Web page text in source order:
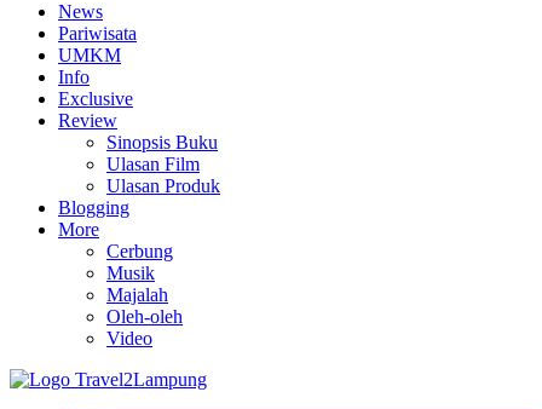
News
Pariwisata
UMKM
Info
Exclusive
Review
Sinopsis Buku
Ulasan Film
Ulasan Produk
Blogging
More
Cerbung
Musik
Majalah
Oleh-oleh
Video